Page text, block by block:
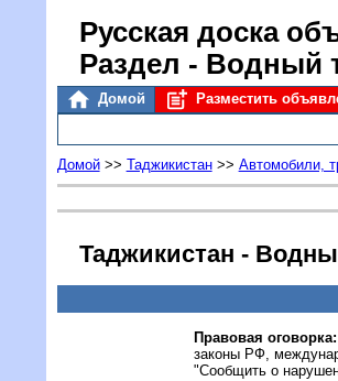
Русская доска
Раздел - Водный
Домой Разместить
Домой>> Таджикистан>> Автомобили,
Таджикистан -
Правовая оговорка:
законы РФ,
"Сообщить о